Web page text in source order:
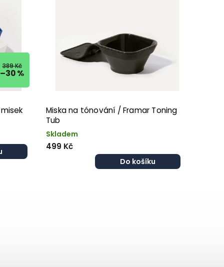
389 Kč
–30 %
Miska na tónování / Framar Toning
Tub
Skladem
499 Kč
Do košíku